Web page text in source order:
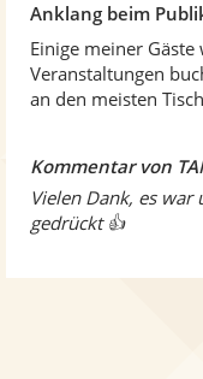
Anklang beim
Einige meiner
Veranstaltungen
an den meisten
Kommentar von
Vielen Dank, es war
gedrückt 👍